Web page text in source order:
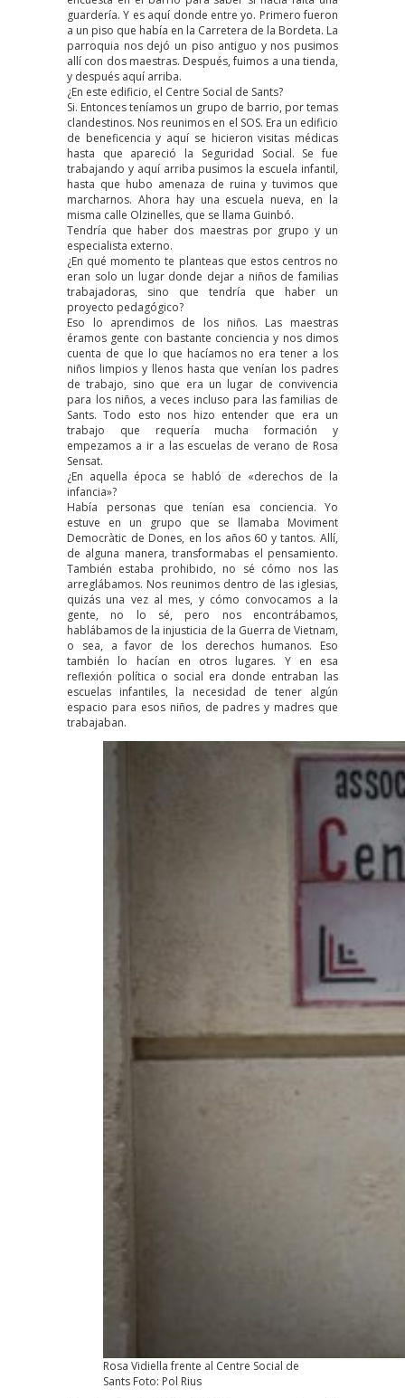
guardería. Y es aquí donde entre yo. Primero fueron
a un piso que había en la Carretera de la Bordeta. La
parroquia nos dejó un piso antiguo y nos pusimos
allí con dos maestras. Después, fuimos a una tienda,
y después aquí arriba.
¿En este edificio, el Centre Social de Sants?
Si. Entonces teníamos un grupo de barrio, por temas
clandestinos. Nos reunimos en el SOS. Era un edificio
de beneficencia y aquí se hicieron visitas médicas
hasta que apareció la Seguridad Social. Se fue
trabajando y aquí arriba pusimos la escuela infantil,
hasta que hubo amenaza de ruina y tuvimos que
marcharnos. Ahora hay una escuela nueva, en la
misma calle Olzinelles, que se llama Guinbó.
Tendría que haber dos maestras por grupo y un
especialista externo.
¿En qué momento te planteas que estos centros no
eran solo un lugar donde dejar a niños de familias
trabajadoras, sino que tendría que haber un
proyecto pedagógico?
Eso lo aprendimos de los niños. Las maestras
éramos gente con bastante conciencia y nos dimos
cuenta de que lo que hacíamos no era tener a los
niños limpios y llenos hasta que venían los padres
de trabajo, sino que era un lugar de convivencia
para los niños, a veces incluso para las familias de
Sants. Todo esto nos hizo entender que era un
trabajo que requería mucha formación y
empezamos a ir a las escuelas de verano de Rosa
Sensat.
¿En aquella época se habló de «derechos de la
infancia»?
Había personas que tenían esa conciencia. Yo
estuve en un grupo que se llamaba Moviment
Democràtic de Dones, en los años 60 y tantos. Allí,
de alguna manera, transformabas el pensamiento.
También estaba prohibido, no sé cómo nos las
arreglábamos. Nos reunimos dentro de las iglesias,
quizás una vez al mes, y cómo convocamos a la
gente, no lo sé, pero nos encontrábamos,
hablábamos de la injusticia de la Guerra de Vietnam,
o sea, a favor de los derechos humanos. Eso
también lo hacían en otros lugares. Y en esa
reflexión política o social era donde entraban las
escuelas infantiles, la necesidad de tener algún
espacio para esos niños, de padres y madres que
trabajaban.
Rosa Vidiella frente al Centre Social de
Sants Foto: Pol Rius